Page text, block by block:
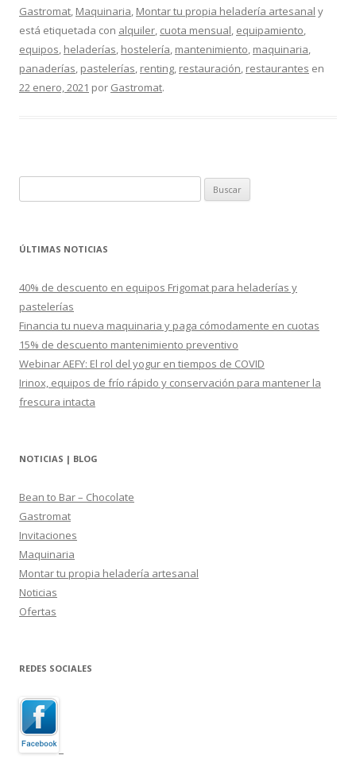
Gastromat, Maquinaria, Montar tu propia heladería artesanal y
está etiquetada con alquiler, cuota mensual, equipamiento,
equipos, heladerías, hostelería, mantenimiento, maquinaria,
panaderías, pastelerías, renting, restauración, restaurantes en
22 enero, 2021 por Gastromat.
u
c
r
ÚLTIMAS NOTICIAS
40% de descuento en equipos Frigomat para heladerías y
pastelerías
Financia tu nueva maquinaria y paga cómodamente en cuotas
15% de descuento mantenimiento preventivo
Webinar AEFY: El rol del yogur en tiempos de COVID
Irinox, equipos de frío rápido y conservación para mantener la
frescura intacta
NOTICIAS | BLOG
Bean to Bar – Chocolate
Gastromat
Invitaciones
Maquinaria
Montar tu propia heladería artesanal
Noticias
Ofertas
REDES SOCIALES